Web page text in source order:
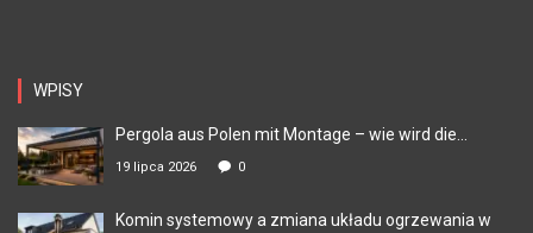
WPISY
Pergola aus Polen mit Montage – wie wird die...
19 lipca 2026 0
Komin systemowy a zmiana układu ogrzewania w